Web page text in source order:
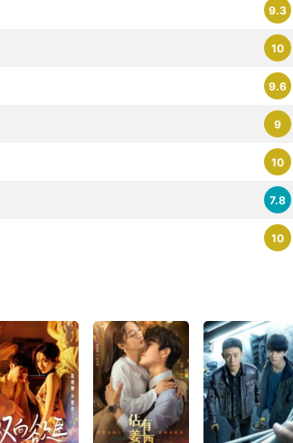
10
7.8
10
9
9.6
10
9.3